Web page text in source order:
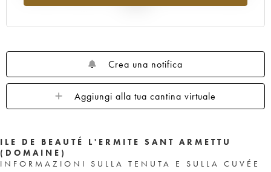
Crea una notifica
Aggiungi alla tua cantina virtuale
ILE DE BEAUTÉ L'ERMITE SANT ARMETTU
(DOMAINE)
INFORMAZIONI SULLA TENUTA E SULLA CUVÉE